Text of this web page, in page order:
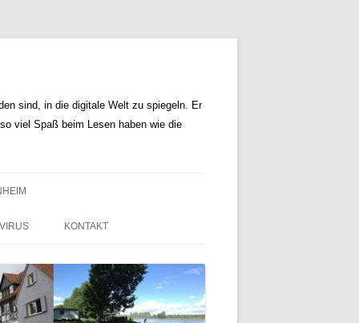
sind, in die digitale Welt zu spiegeln. Er
viel Spaß beim Lesen haben wie die
KONTAKT